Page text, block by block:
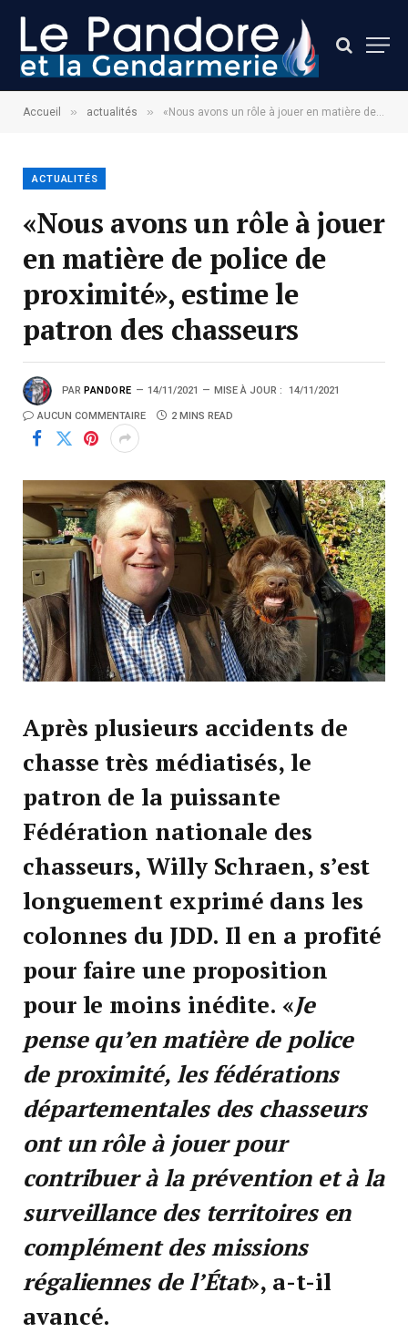
Accueil » actualités » «Nous avons un rôle à jouer en matière de police de proximité», estime le patron des chasseurs
ACTUALITÉS
«Nous avons un rôle à jouer
en matière de police de
proximité», estime le
patron des chasseurs
PAR PANDORE 14/11/2021 MISE À JOUR : 14/11/2021
AUCUN COMMENTAIRE 2 MINS READ
Après plusieurs accidents de
chasse très médiatisés, le
patron de la puissante
Fédération nationale des
chasseurs, Willy Schraen, s’est
longuement exprimé dans les
colonnes du JDD. Il en a profité
pour faire une proposition
pour le moins inédite. «Je
pense qu’en matière de police
de proximité, les fédérations
départementales des chasseurs
ont un rôle à jouer pour
contribuer à la prévention et à la
surveillance des territoires en
complément des missions
régaliennes de l’État», a-t-il
avancé.